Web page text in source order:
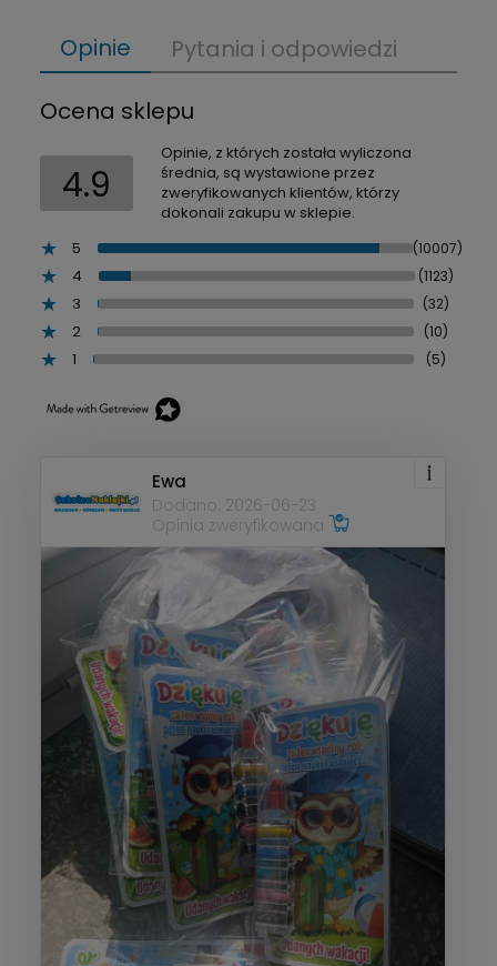
Opinie
Pytania i odpowiedzi
Ocena sklepu
4.9
Opinie, z których została wyliczona
średnia, są wystawione przez
zweryfikowanych klientów, którzy
dokonali zakupu w sklepie.
5
(10007)
4 (1123)
3 (32)
2 (10)
1 (5)
Ewa
Dodano: 2026-06-23
Opinia zweryfikowana